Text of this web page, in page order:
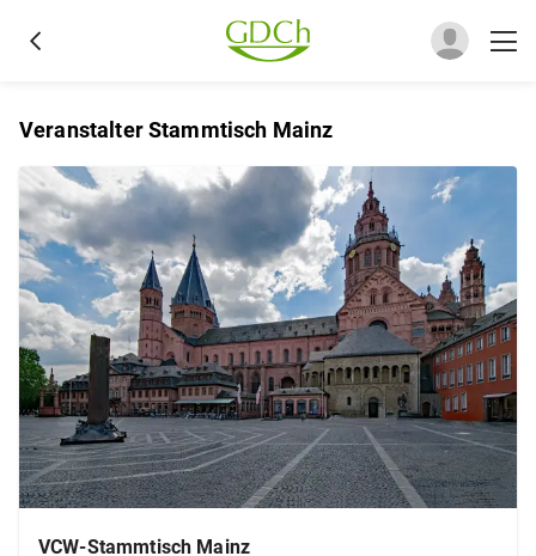
Veranstalter Stammtisch Mainz
VCW-Stammtisch Mainz